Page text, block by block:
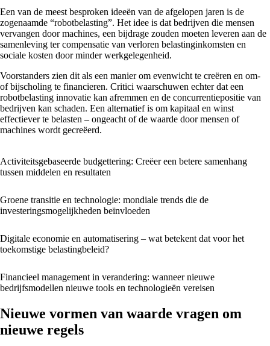
Een van de meest besproken ideeën van de afgelopen jaren is de
zogenaamde “robotbelasting”. Het idee is dat bedrijven die mensen
vervangen door machines, een bijdrage zouden moeten leveren aan de
samenleving ter compensatie van verloren belastinginkomsten en
sociale kosten door minder werkgelegenheid.
Voorstanders zien dit als een manier om evenwicht te creëren en om-
of bijscholing te financieren. Critici waarschuwen echter dat een
robotbelasting innovatie kan afremmen en de concurrentiepositie van
bedrijven kan schaden. Een alternatief is om kapitaal en winst
effectiever te belasten – ongeacht of de waarde door mensen of
machines wordt gecreëerd.
Activiteitsgebaseerde budgettering: Creëer een betere samenhang
tussen middelen en resultaten
Groene transitie en technologie: mondiale trends die de
investeringsmogelijkheden beïnvloeden
Digitale economie en automatisering – wat betekent dat voor het
toekomstige belastingbeleid?
Financieel management in verandering: wanneer nieuwe
bedrijfsmodellen nieuwe tools en technologieën vereisen
Nieuwe vormen van waarde vragen om
nieuwe regels